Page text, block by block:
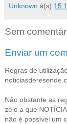
Unknown à(s)
Sem
Enviar um
Regras de
Não obstante as
zelo a que
não é possível um